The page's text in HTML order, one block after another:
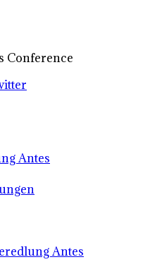
Conference
Antes
Antes